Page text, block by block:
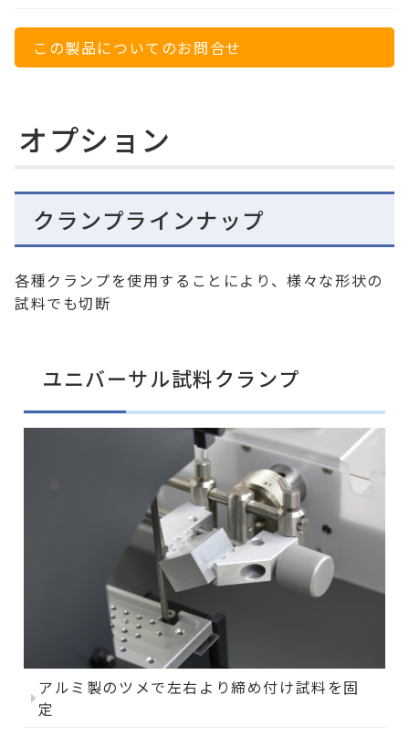
この製品についてのお問合せ
オプション
クランプラインナップ
各種クランプを使用することにより、様々な形状の
試料でも切断
ユニバーサル試料クランプ
アルミ製のツメで左右より締め付け試料を固
定